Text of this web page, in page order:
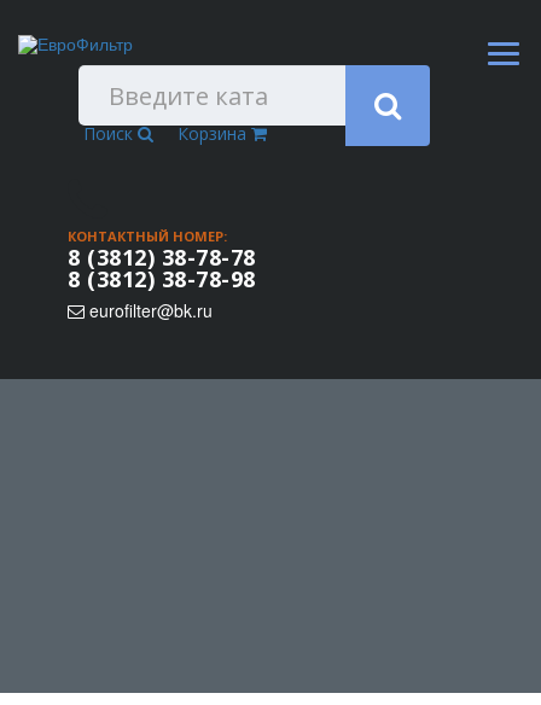
Поиск Корзина
КОНТАКТНЫЙ НОМЕР:
8 (3812) 38-78-78
8 (3812) 38-78-98
eurofilter@bk.ru